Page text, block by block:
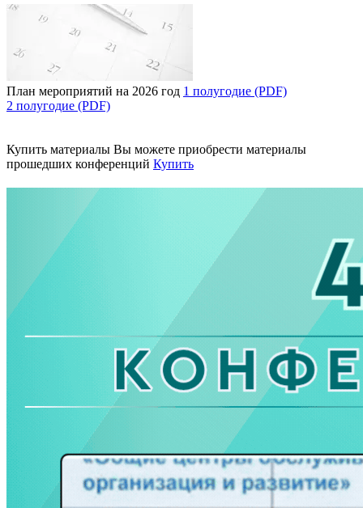
План мероприятий на 2026 год 1 полугодие (PDF)
2 полугодие (PDF)
Купить материалы Вы можете приобрести материалы
прошедших конференций Купить